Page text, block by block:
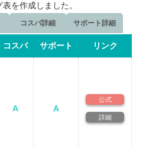
を作成しました。
コスパ詳細 サポート詳細
コスパ サポート リンク
A A
公式
詳細